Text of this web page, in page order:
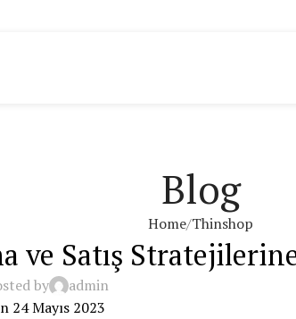
Blog
Home Thinshop
ve Satış
by
admin
24 Mayıs 2023